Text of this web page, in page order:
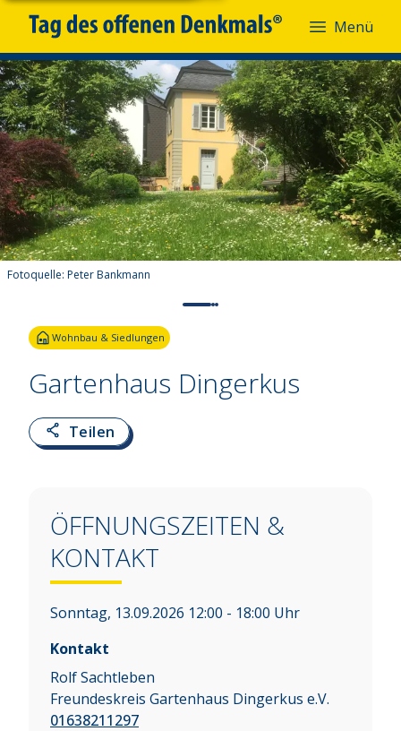
Menü
Fotoquelle: Peter Bankmann
Wohnbau & Siedlungen
Gartenhaus Dingerkus
Teilen
ÖFFNUNGSZEITEN &
KONTAKT
Sonntag, 13.09.2026 12:00 - 18:00 Uhr
Kontakt
Rolf Sachtleben
Freundeskreis Gartenhaus Dingerkus e.V.
01638211297